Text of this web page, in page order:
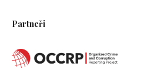
Partneři